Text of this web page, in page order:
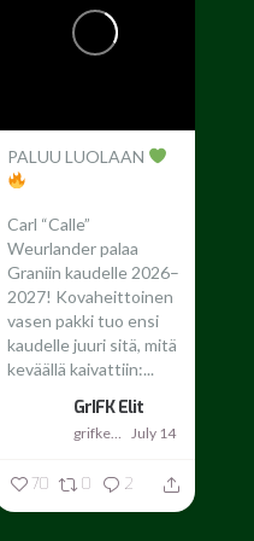
PALUU LUOLAAN
Carl “Calle”
Weurlander palaa
Graniin kaudelle 2026–
2027! Kovaheittoinen
vasen pakki tuo ensi
kaudelle juuri sitä, mitä
keväällä kaivattiin:...
GrIFK Elit
July 14
70 0 2